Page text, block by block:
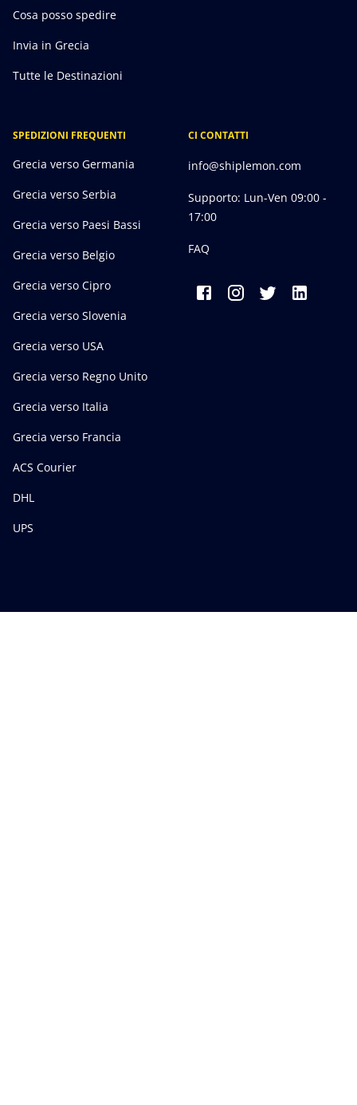
Cosa posso spedire
Invia in Grecia
Tutte le Destinazioni
SPEDIZIONI FREQUENTI
Grecia verso Germania
Grecia verso Serbia
Grecia verso Paesi Bassi
Grecia verso Belgio
Grecia verso Cipro
Grecia verso Slovenia
Grecia verso USA
Grecia verso Regno Unito
Grecia verso Italia
Grecia verso Francia
ACS Courier
DHL
UPS
CI CONTATTI
info@shiplemon.com
Supporto: Lun-Ven 09:00 -
17:00
FAQ